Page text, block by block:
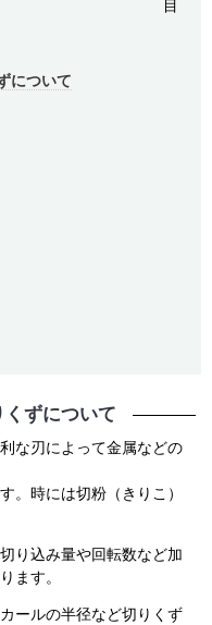
目
について
ずについて
な刃によって金属などの
。時には切粉（きりこ）
り込み量や回転数など加
ます。
ールの半径など切りくず